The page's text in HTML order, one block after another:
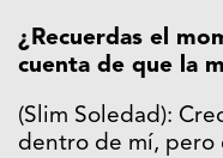
¿Recuerdas el
cuenta de que la
(Slim Soledad):
dentro de mí, pero